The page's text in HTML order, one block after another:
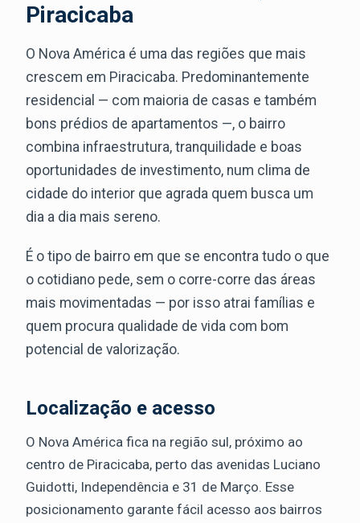
Piracicaba
O Nova América é uma das regiões que mais
crescem em Piracicaba. Predominantemente
residencial — com maioria de casas e também
bons prédios de apartamentos —, o bairro
combina infraestrutura, tranquilidade e boas
oportunidades de investimento, num clima de
cidade do interior que agrada quem busca um
dia a dia mais sereno.
É o tipo de bairro em que se encontra tudo o que
o cotidiano pede, sem o corre-corre das áreas
mais movimentadas — por isso atrai famílias e
quem procura qualidade de vida com bom
potencial de valorização.
Localização e acesso
O Nova América fica na região sul, próximo ao
centro de Piracicaba, perto das avenidas Luciano
Guidotti, Independência e 31 de Março. Esse
posicionamento garante fácil acesso aos bairros